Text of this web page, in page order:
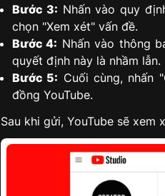
Bước 3: Nhấn vào quy
chọn "Xem xét" vấn đề.
Bước 4: Nhấn vào thông
quyết định này là nhầm lẫn.
Bước 5: Cuối cùng, nhấn
đồng YouTube.
Sau khi gửi, YouTube sẽ